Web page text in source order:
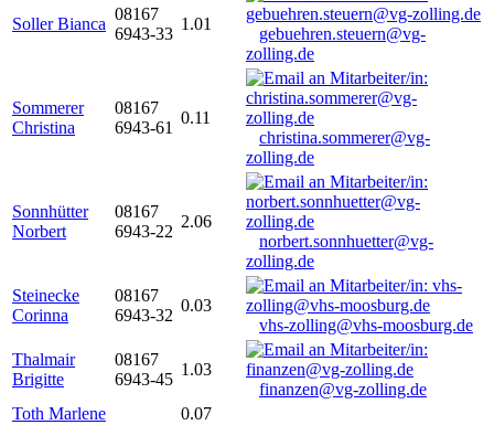
Soller Bianca
08167
6943-33
1.01
gebuehren.steuern@vg-
zolling.de
Sommerer
Christina
08167
6943-61
0.11
christina.sommerer@vg-
zolling.de
Sonnhütter
Norbert
08167
6943-22
2.06
norbert.sonnhuetter@vg-
zolling.de
Steinecke
Corinna
08167
6943-32
0.03
vhs-zolling@vhs-moosburg.de
Thalmair
Brigitte
08167
6943-45
1.03
finanzen@vg-zolling.de
Toth Marlene
0.07